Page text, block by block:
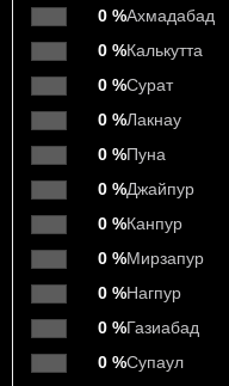
0 %Ахмадабад
0 %Калькутта
0 %Сурат
0 %Лакнау
0 %Пуна
0 %Джайпур
0 %Канпур
0 %Мирзапур
0 %Нагпур
0 %Газиабад
0 %Супаул